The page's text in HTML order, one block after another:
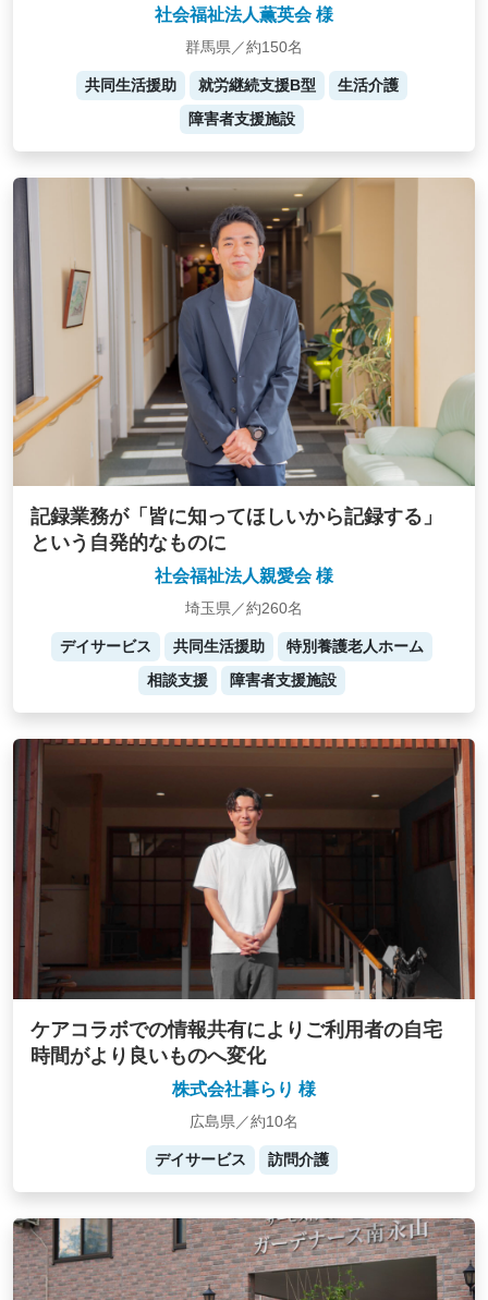
社会福祉法人薫英会 様
群馬県／約150名
共同生活援助 就労継続支援B型
生活介護
障害者支援施設
記録業務が「皆に知ってほしいから記録する」
という自発的なものに
社会福祉法人親愛会 様
埼玉県／約260名
デイサービス 共同生活援助
特別養護老人ホーム
相談支援
障害者支援施設
ケアコラボでの情報共有によりご利用者の自宅
時間がより良いものへ変化
株式会社暮らり 様
広島県／約10名
デイサービス 訪問介護